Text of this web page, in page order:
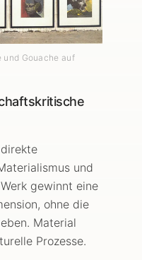
und Gouache auf
und
gewinnt eine
ohne die
Material
Prozesse.